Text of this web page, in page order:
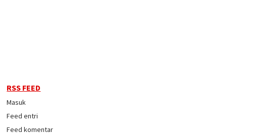
RSS FEED
Masuk
Feed entri
Feed komentar